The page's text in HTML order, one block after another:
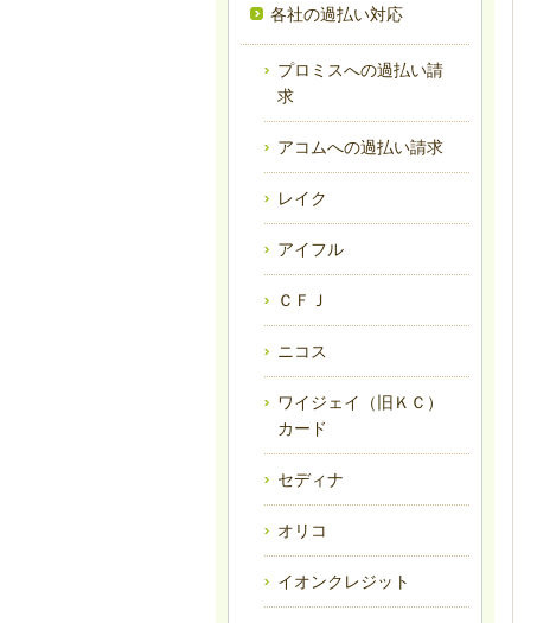
各社の過払い対応
プロミスへの過払い請
求
アコムへの過払い請求
レイク
アイフル
ＣＦＪ
ニコス
ワイジェイ（旧ＫＣ）
カード
セディナ
オリコ
イオンクレジット